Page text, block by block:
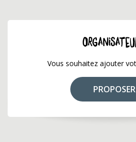
Vous souhaitez ajouter
PROPOSER